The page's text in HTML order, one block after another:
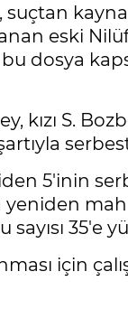
eski
dosya
kızı S.
5'inin
35'e
için